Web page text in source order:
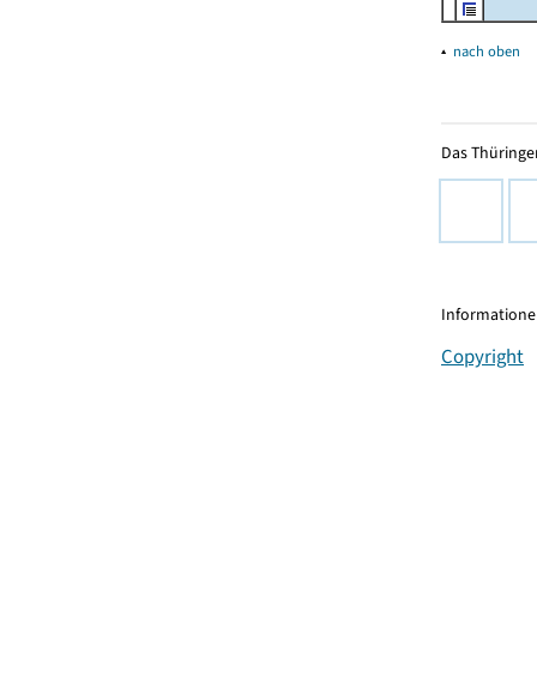
▴ nach oben
Das
Copyright